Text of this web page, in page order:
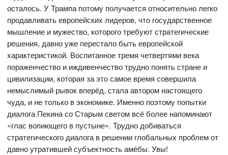
осталось. У Трампа потому получается относительно легко
продавливать европейских лидеров, что государственное
мышление и мужество, которого требуют стратегические
решения, давно уже перестало быть европейской
характеристикой. Воспитанное тремя четвертями века
пораженчество и иждивенчество трудно понять стране и
цивилизации, которая за это самое время совершила
немыслимый рывок вперёд, стала автором настоящего
чуда, и не только в экономике. Именно поэтому попытки
диалога Пекина со Старым светом всё более напоминают
«глас вопиющего в пустыне». Трудно добиваться
стратегического диалога в решении глобальных проблем от
давно утратившей субъектность амёбы. Увы!